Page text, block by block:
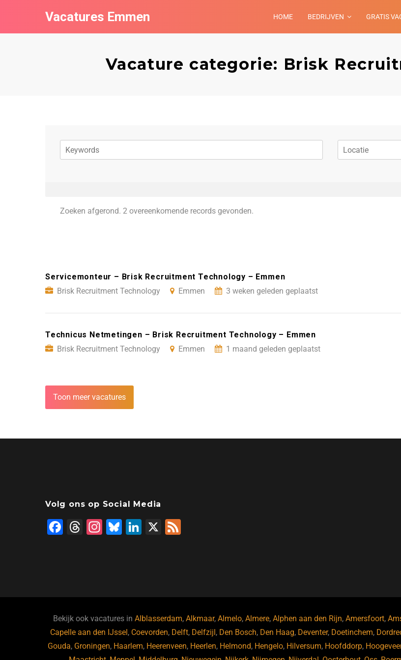
Vacatures Emmen HOME BEDRIJVEN GRATIS
Vacature categorie: Brisk
Zoeken afgerond. 2 overeenkomende records gevonden.
Servicemonteur – Brisk Recruitment Technology – Emmen
Brisk Recruitment Technology
Emmen 3 weken geleden geplaatst
Technicus Netmetingen – Brisk Recruitment Technology – Emmen
Brisk Recruitment Technology
Emmen 1 maand geleden geplaatst
Toon meer vacatures
Volg ons op Social Media
F
o
k
T
In Bl
Li
X
Bekijk ook vacatures in Alblasserdam, Alkmaar, Almelo, Almere, Alphen aan den Rijn, Amersfoort,
Capelle aan den IJssel , Coevorden, Delft, Delfzijl , Den Bosch, Den Haag, Deventer, Doetinchem,
Gouda, Groningen, Haarlem, Heerenveen, Heerlen, Helmond, Hengelo, Hilversum, Hoofddorp,